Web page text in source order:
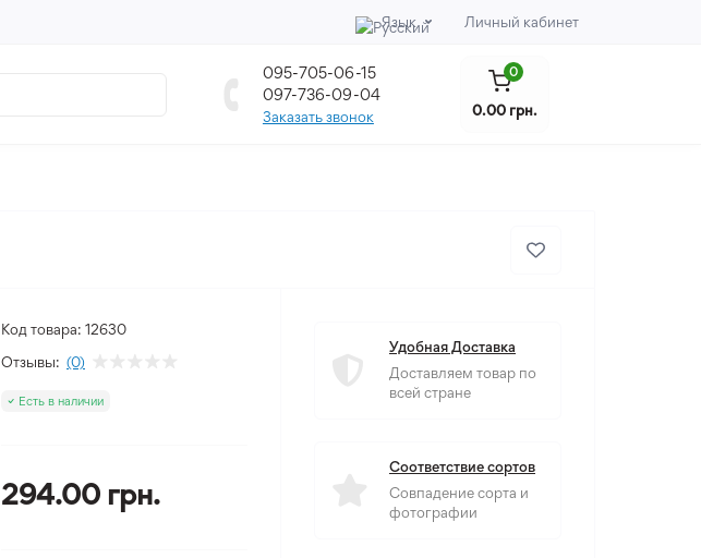
Язык Личный кабинет
095-705-06-15
097-736-09-04
Заказать звонок
0
0.00 грн.
Код товара: 12630
Отзывы: (0)
Есть в наличии
294.00 грн.
Удобная Доставка
Доставляем товар по
всей стране
Соответствие сортов
Совпадение сорта и
фотографии